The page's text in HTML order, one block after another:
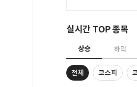
실시간 TOP 종목
상승 하락
전체 코스피